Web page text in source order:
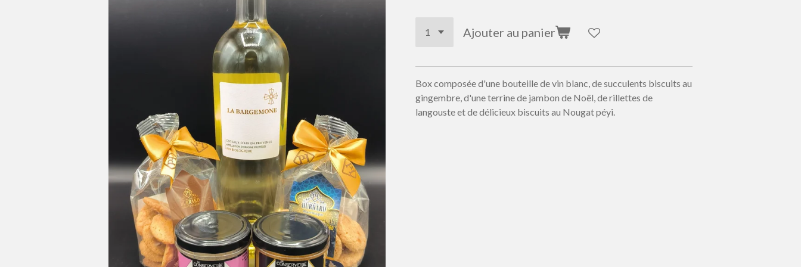
Ajouter au panier
Box composée d'une bouteille de vin blanc, de succulents biscuits au
gingembre, d'une terrine de jambon de Noël, de rillettes de
langouste et de délicieux biscuits au Nougat péyi.